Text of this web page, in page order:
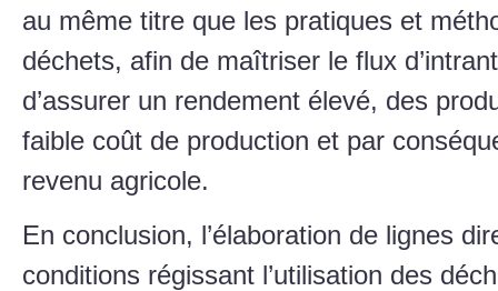
au même titre que les pratiques et
déchets, afin de maîtriser le flux
d’assurer un rendement élevé, des
faible coût de production et par
revenu agricole.
En conclusion, l’élaboration de lignes
conditions régissant l’utilisation des